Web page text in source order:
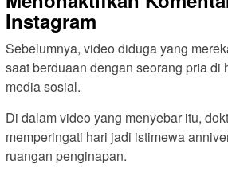
Instagram
Sebelumnya, video diduga yang
saat berduaan dengan seorang pria di
media sosial.
Di dalam video yang menyebar itu,
memperingati hari jadi istimewa
ruangan penginapan.